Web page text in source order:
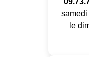
le